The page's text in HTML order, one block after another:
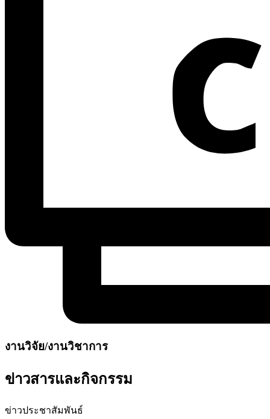
งานวิจัย/งานวิชาการ
ข่าวสารและกิจกรรม
ข่าวประชาสัมพันธ์